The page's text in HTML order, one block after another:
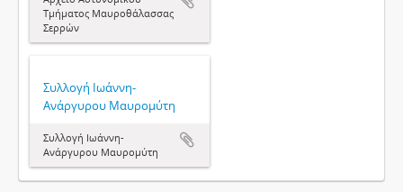
Τμήματος Μαυροθάλασσας
Σερρών
Συλλογή Ιωάννη-
Ανάργυρου Μαυρομύτη
Συλλογή Ιωάννη-
Ανάργυρου Μαυρομύτη